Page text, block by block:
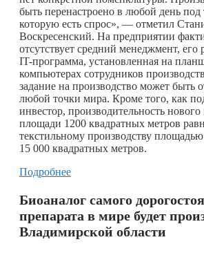
быть перенастроено в любой день
которую есть спрос», — отметил
Воскресенский. На предприятии
отсутствует средний менеджмент, его
IT-программа, установленная на
компьютерах сотрудников
задание на производство может быть
любой точки мира. Кроме того, как
инвестор, производительность
площади 1200 квадратных метров
текстильному производству площадью
15 000 квадратных метров.
Подробнее
Биоаналог самого
препарата в мире будет
Владимирской области